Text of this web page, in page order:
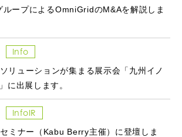
ープによるOmniGridのM&Aを解説しま
Info
リューションが集まる展示会「九州イノ
に出展します。
InfoIR
ミナー（Kabu Berry主催）に登壇しま